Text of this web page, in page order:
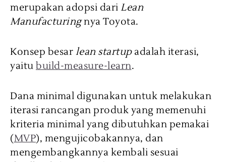
merupakan adopsi dari Lean
Manufacturingnya Toyota.
Konsep besar lean startupadalah iterasi,
yaitu build-measure-learn.
Dana minimal digunakan untuk melakukan
iterasi rancangan produk yang memenuhi
kriteria minimal yang dibutuhkan pemakai
(MVP), mengujicobakannya, dan
mengembangkannya kembali sesuai